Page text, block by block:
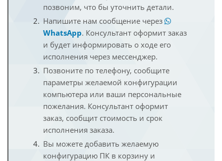
позвоним, что бы уточнить детали.
Напишите нам сообщение через
WhatsApp. Консультант оформит заказ
и будет информировать о ходе его
исполнения через мессенджер.
Позвоните по телефону, сообщите
параметры желаемой конфигурации
компьютера или ваши персональные
пожелания. Консультант оформит
заказ, сообщит стоимость и срок
исполнения заказа.
Вы можете добавить желаемую
конфигурацию ПК в корзину и